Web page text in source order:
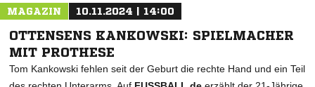
MAGAZIN 10.11.2024 | 14:00
OTTENSENS KANKOWSKI: SPIELMACHER
MIT PROTHESE
Tom Kankowski fehlen seit der Geburt die rechte Hand und ein Teil